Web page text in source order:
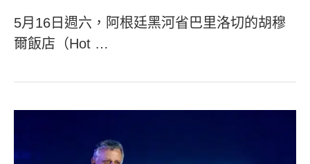
5月16日週六，阿根廷黑河省巴里洛切的胡穆
爾飯店（Hot …